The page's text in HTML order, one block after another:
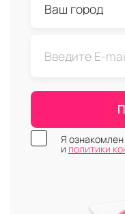
Я
и политики